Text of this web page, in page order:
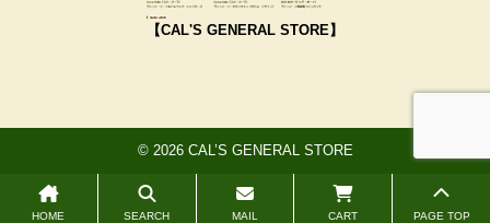
【CAL'S GENERAL STORE】
© 2026 CAL’S GENERAL STORE
HOME SEARCH MAIL CART PAGE TOP